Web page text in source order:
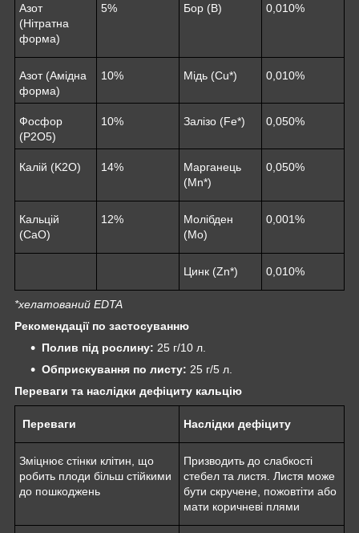
Азот
(Нітратна
форма)
5% Бор (B) 0,010%
Азот (Амідна
форма)
10% Мідь (Cu*) 0,010%
Фосфор
(P2O5)
10% Залізо (Fe*) 0,050%
Калій (K2O) 14%
Марганець
(Mn*)
0,050%
Кальцій
(CaO)
12%
Молібден
(Mo)
0,001%
Цинк (Zn*) 0,010%
*хелатований EDTA
Рекомендації по застосуванню
Полив під рослину: 25 г/10 л.
Обприскування по листу: 25 г/5 л.
Переваги та наслідки дефіциту кальцію
Переваги Наслідки дефіциту
Зміцнює стінки клітин, що
робить плоди більш стійкими
до пошкоджень
Призводить до слабкості
стебел та листя. Листя може
бути скручене, пожовтіти або
мати коричневі плями